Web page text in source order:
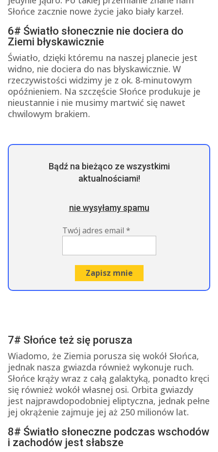
Słońce zacznie nowe życie jako biały karzeł.
6# Światło słonecznie nie dociera do
Ziemi błyskawicznie
Światło, dzięki któremu na naszej planecie jest
widno, nie dociera do nas błyskawicznie. W
rzeczywistości widzimy je z ok. 8-minutowym
opóźnieniem. Na szczęście Słońce produkuje je
nieustannie i nie musimy martwić się nawet
chwilowym brakiem.
Bądź na bieżąco ze wszystkimi
aktualnościami!
nie wysyłamy spamu
Twój adres email *
7# Słońce też się porusza
Wiadomo, że Ziemia porusza się wokół Słońca,
jednak nasza gwiazda również wykonuje ruch.
Słońce krąży wraz z całą galaktyką, ponadto kręci
się również wokół własnej osi. Orbita gwiazdy
jest najprawdopodobniej eliptyczna, jednak pełne
jej okrążenie zajmuje jej aż 250 milionów lat.
8# Światło słoneczne podczas wschodów
i zachodów jest słabsze